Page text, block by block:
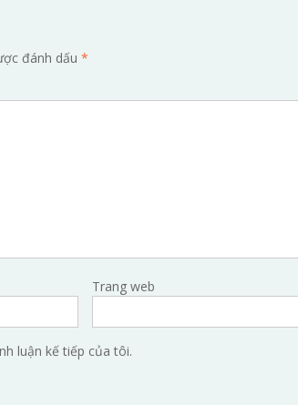
đánh dấu *
Trang web
luận kế tiếp của tôi.